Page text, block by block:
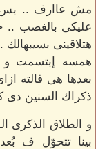
مش عاارف .. بس
عليكى بالغصب ..
هتلاقينى
همسه إبتسمت و
بعدها هى قالته
ذكراك السنين دى
و الطلاق الذكرى
بينا تتحوّل ف